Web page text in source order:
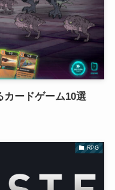
カードゲーム10選
RPG